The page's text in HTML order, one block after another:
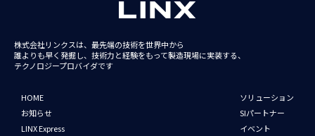
株式会社リンクスは、最先端の技術を世界中から
誰よりも早く発掘し、技術力と経験をもって製造現場に実装する、
テクノロジープロバイダです
HOME
お知らせ
LINX Express
ソリューション
SIパートナー
イベント